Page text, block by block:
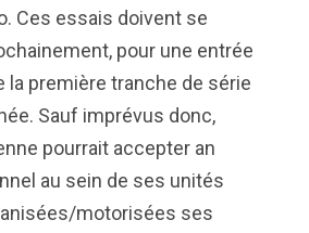
Ces essais doivent se
pour une entrée
la première tranche de série
Sauf imprévus donc,
pourrait accepter an
au sein de ses unités
motorisées ses